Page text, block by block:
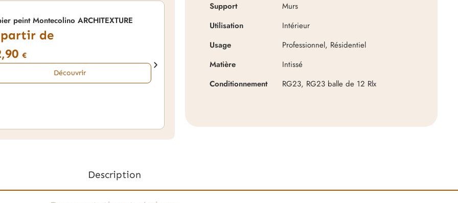
peint Montecolino ARCHITEXTURE
de
€
Découvrir
64,90
Support
Murs
Utilisation
Intérieur
Usage
Professionnel, Résidentiel
Matière
Intissé
Conditionnement
RG23, RG23 balle de 12 Rlx
Description